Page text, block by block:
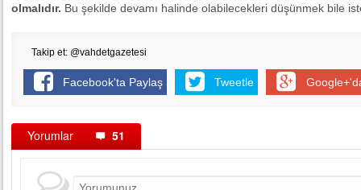
olmalıdır. Bu şekilde devamı halinde olabilecekleri düşünmek bile
Takip et: @vahdetgazetesi
Facebook'ta Paylaş Tweetle
Yorumlar 51